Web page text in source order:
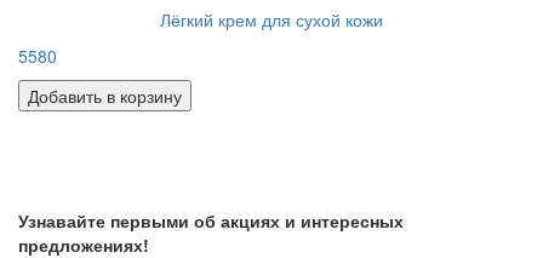
Лёгкий крем для сухой кожи
5580
Добавить в корзину
Узнавайте первыми об акциях и интересных
предложениях!